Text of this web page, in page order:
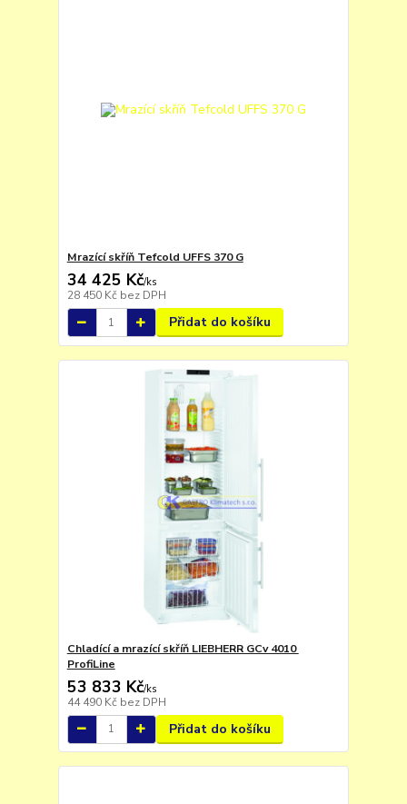
Mrazící skříň Tefcold UFFS 370 G
34 425 Kč/ks
28 450 Kč bez DPH
Přidat do košíku
Chladící a mrazící skříň LIEBHERR GCv 4010
ProfiLine
53 833 Kč/ks
44 490 Kč bez DPH
Přidat do košíku